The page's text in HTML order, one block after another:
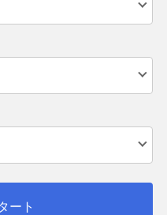
ート